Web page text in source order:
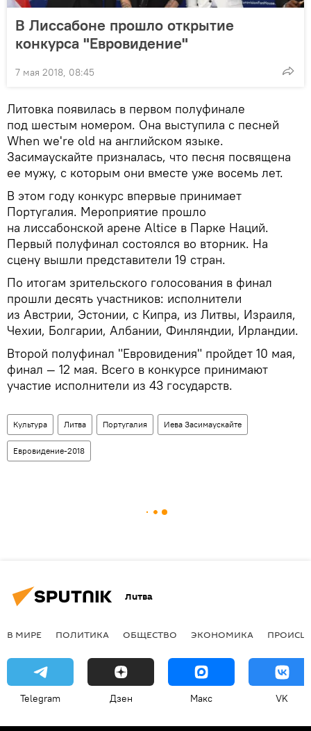
В Лиссабоне прошло открытие
конкурса "Евровидение"
7 мая 2018, 08:45
Литовка появилась в первом полуфинале
под шестым номером. Она выступила с песней
When we're old на английском языке.
Засимаускайте призналась, что песня посвящена
ее мужу, с которым они вместе уже восемь лет.
В этом году конкурс впервые принимает
Португалия. Мероприятие прошло
на лиссабонской арене Altice в Парке Наций.
Первый полуфинал состоялся во вторник. На
сцену вышли представители 19 стран.
По итогам зрительского голосования в финал
прошли десять участников: исполнители
из Австрии, Эстонии, с Кипра, из Литвы, Израиля,
Чехии, Болгарии, Албании, Финляндии, Ирландии.
Второй полуфинал "Евровидения" пройдет 10 мая,
финал — 12 мая. Всего в конкурсе принимают
участие исполнители из 43 государств.
Культура Литва Португалия Иева Засимаускайте
Евровидение-2018
Литва
В МИРЕ ПОЛИТИКА ОБЩЕСТВО ЭКОНОМИКА
Telegram Дзен Макс VK